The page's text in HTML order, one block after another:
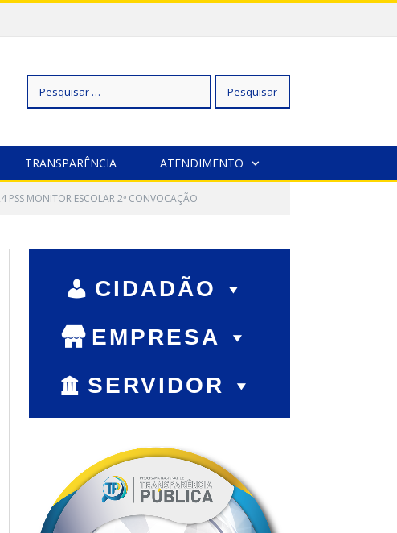
Pesquisar
por:
TRANSPARÊNCIA ATENDIMENTO
PSS MONITOR ESCOLAR 2ª CONVOCAÇÃO
CIDADÃO
EMPRESA
SERVIDOR